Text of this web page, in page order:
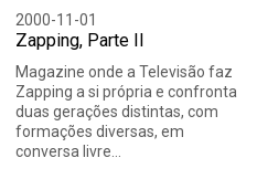
2000-11-01
Zapping, Parte II
Magazine onde a Televisão faz
Zapping a si própria e confronta
duas gerações distintas, com
formações diversas, em
conversa livre…